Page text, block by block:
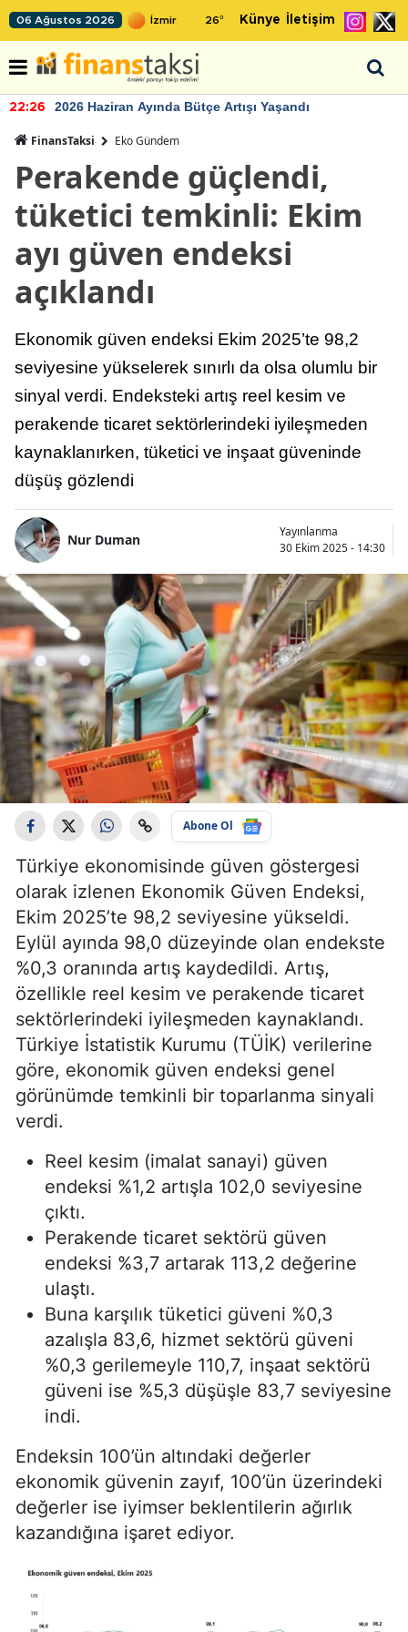
06 Ağustos 2026 26° Künye İletişim
22:26 2026 Haziran Ayında Bütçe Artışı Yaşandı
FinansTaksi Eko Gündem
Perakende güçlendi,
tüketici temkinli: Ekim
ayı güven endeksi
açıklandı
Ekonomik güven endeksi Ekim 2025’te 98,2
seviyesine yükselerek sınırlı da olsa olumlu bir
sinyal verdi. Endeksteki artış reel kesim ve
perakende ticaret sektörlerindeki iyileşmeden
kaynaklanırken, tüketici ve inşaat güveninde
düşüş gözlendi
Nur Duman
Yayınlanma
30 Ekim 2025 - 14:30
Abone Ol
Türkiye ekonomisinde güven göstergesi
olarak izlenen Ekonomik Güven Endeksi,
Ekim 2025’te 98,2 seviyesine yükseldi.
Eylül ayında 98,0 düzeyinde olan endekste
%0,3 oranında artış kaydedildi. Artış,
özellikle reel kesim ve perakende ticaret
sektörlerindeki iyileşmeden kaynaklandı.
Türkiye İstatistik Kurumu (TÜİK) verilerine
göre, ekonomik güven endeksi genel
görünümde temkinli bir toparlanma sinyali
verdi.
Reel kesim (imalat sanayi) güven
endeksi %1,2 artışla 102,0 seviyesine
çıktı.
Perakende ticaret sektörü güven
endeksi %3,7 artarak 113,2 değerine
ulaştı.
Buna karşılık tüketici güveni %0,3
azalışla 83,6, hizmet sektörü güveni
%0,3 gerilemeyle 110,7, inşaat sektörü
güveni ise %5,3 düşüşle 83,7 seviyesine
indi.
Endeksin 100’ün altındaki değerler
ekonomik güvenin zayıf, 100’ün üzerindeki
değerler ise iyimser beklentilerin ağırlık
kazandığına işaret ediyor.